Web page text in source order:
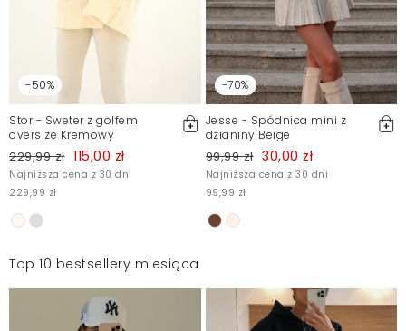
-50%
Stor - Sweter z golfem
oversize Kremowy
229,99 zł 115,00 zł
Najniższa cena z 30 dni
229,99 zł
-70%
Jesse - Spódnica mini z
dzianiny Beige
99,99 zł 30,00 zł
Najniższa cena z 30 dni
99,99 zł
Top 10 bestsellery miesiąca